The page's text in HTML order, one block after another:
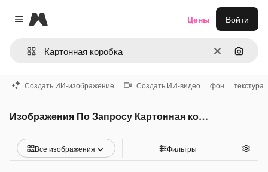
Close menu
Magnific
ОчиститьПоиск
Цены Войти
Создать ИИ-изображение Создать ИИ-видео фон текстура
Изображения По Запросу Картонная коробка
Все изображения Фильтры